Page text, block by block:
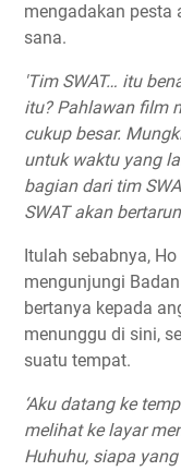
mengadakan pesta
sana.
'Tim SWAT… itu
itu? Pahlawan film
cukup besar.
untuk waktu yang
bagian dari tim
SWAT akan
Itulah sebabnya,
mengunjungi
bertanya kepada
menunggu di sini,
suatu tempat.
‘Aku datang ke
melihat ke layar
Huhuhu, siapa